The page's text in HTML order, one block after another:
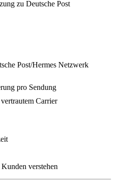
zu Deutsche Post
Post/Hermes Netzwerk
pro Sendung
Carrier
verstehen